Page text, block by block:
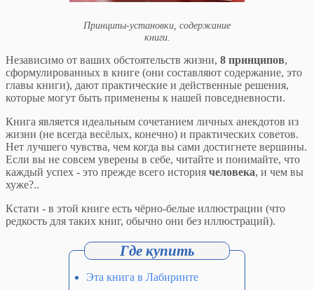
Принципы-установки, содержание
книги.
Независимо от ваших обстоятельств жизни, 8 принципов,
сформулированных в книге (они составляют содержание, это
главы книги), дают практические и действенные решения,
которые могут быть применены к нашей повседневности.
Книга является идеальным сочетанием личных анекдотов из
жизни (не всегда весёлых, конечно) и практических советов.
Нет лучшего чувства, чем когда вы сами достигнете вершины.
Если вы не совсем уверены в себе, читайте и понимайте, что
каждый успех - это прежде всего история человека, и чем вы
хуже?..
Кстати - в этой книге есть чёрно-белые иллюстрации (что
редкость для таких книг, обычно они без иллюстраций).
Эта книга в Лабиринте